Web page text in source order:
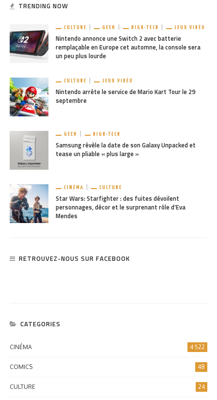
TRENDING NOW
CULTURE GEEK HIGH-TECH JEUX VIDÉO
Nintendo annonce une Switch 2 avec batterie
remplaçable en Europe cet automne, la console sera
un peu plus lourde
CULTURE JEUX VIDÉO
Nintendo arrête le service de Mario Kart Tour le 29
septembre
GEEK HIGH-TECH
Samsung révèle la date de son Galaxy Unpacked et
tease un pliable « plus large »
CINÉMA CULTURE
Star Wars: Starfighter : des fuites dévoilent
personnages, décor et le surprenant rôle d’Eva
Mendes
RETROUVEZ-NOUS SUR FACEBOOK
CATEGORIES
CINÉMA 4 522
COMICS 48
CULTURE 24